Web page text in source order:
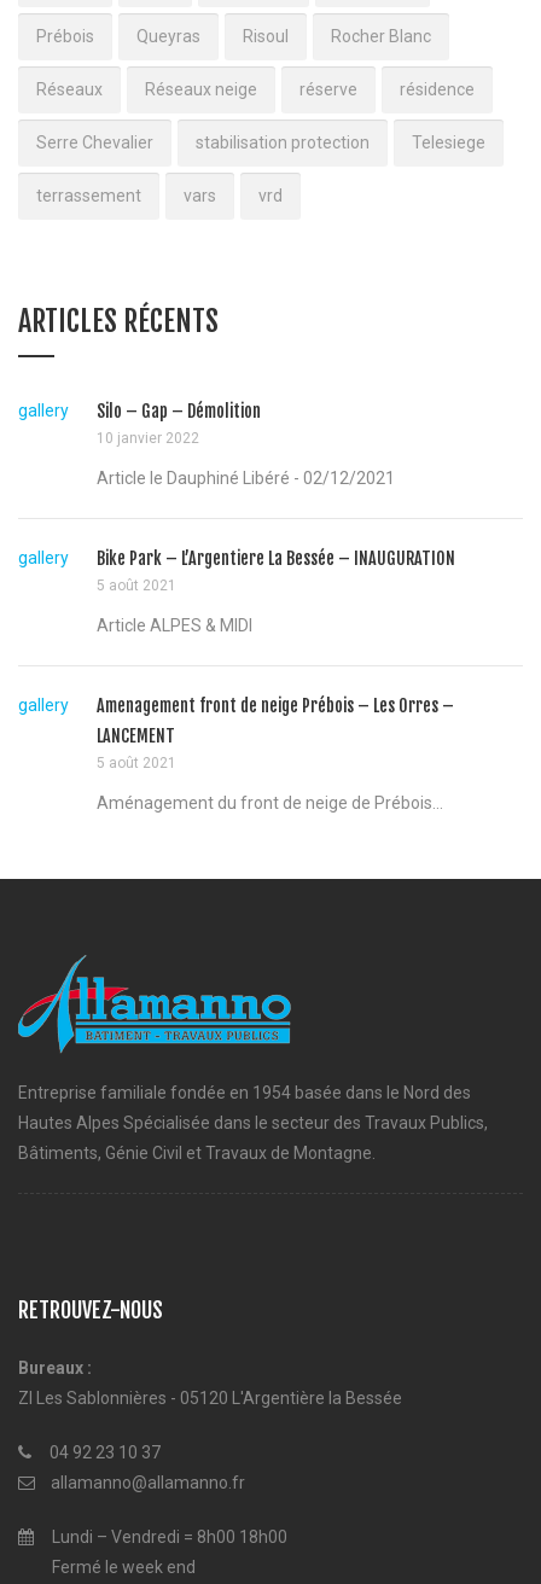
Prébois Queyras Risoul Rocher Blanc
Réseaux Réseaux neige réserve résidence
Serre Chevalier stabilisation protection Telesiege
terrassement vars vrd
ARTICLES RÉCENTS
gallery Silo – Gap – Démolition
10 janvier 2022
Article le Dauphiné Libéré - 02/12/2021
gallery Bike Park – L’Argentiere La Bessée – INAUGURATION
5 août 2021
Article ALPES & MIDI
gallery
Amenagement front de neige Prébois – Les Orres –
LANCEMENT
5 août 2021
Aménagement du front de neige de Prébois...
Entreprise familiale fondée en 1954 basée dans le Nord des
Hautes Alpes Spécialisée dans le secteur des Travaux Publics,
Bâtiments, Génie Civil et Travaux de Montagne.
RETROUVEZ-NOUS
Bureaux :
ZI Les Sablonnières - 05120 L'Argentière la Bessée
04 92 23 10 37
allamanno@allamanno.fr
Lundi – Vendredi = 8h00 18h00
Fermé le week end